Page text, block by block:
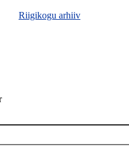
Riigikogu arhiiv